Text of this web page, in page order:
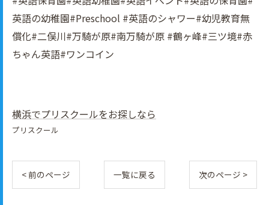
英語の幼稚園#Preschool #英語のシャワー#幼児教育無
償化#二俣川#万騎が原#南万騎が原 #鶴ヶ峰#三ツ境#赤
ちゃん英語#ワンコイン
横浜でプリスクールをお探しなら
プリスクール
< 前のページ 一覧に戻る 次のページ >